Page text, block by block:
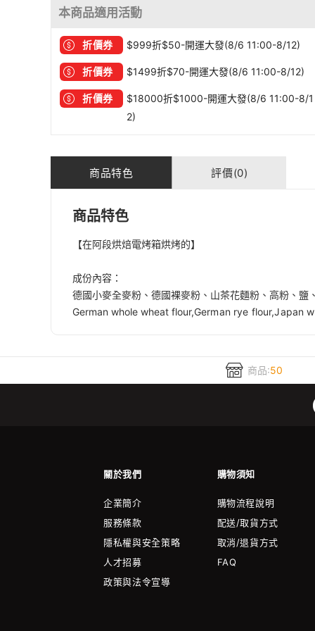
本商品適用活動
折價券 $999折$50-開運大發(8/6 11:00-8/12)
折價券 $1499折$70-開運大發(8/6 11:00-8/12)
折價券
$18000折$1000-開運大發(8/6 11:00-8/1
2)
商品特色 評價(0)
商品特色
【在阿段烘焙電烤箱烘烤的】
成份內容：
德國小麥全麥粉、德國裸麥粉、山茶花麵粉、高粉、鹽
German whole wheat flour,German rye flour,Japan
商品:50
關於我們 購物須知
企業簡介
服務條款
隱私權與安全策略
人才招募
政策與法令宣導
購物流程說明
配送/取貨方式
取消/退貨方式
FAQ